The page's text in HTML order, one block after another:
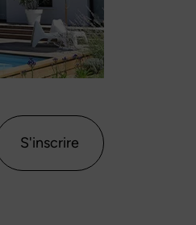
S'inscrire